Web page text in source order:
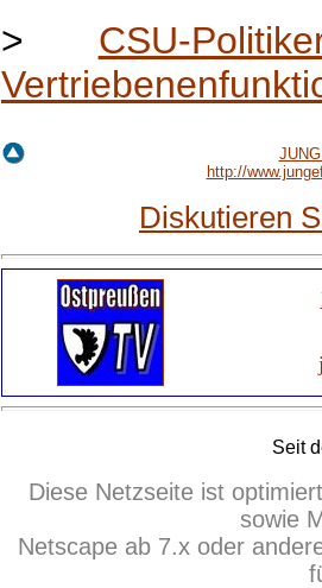
> CSU-
http://
Diskutieren
Seit
Diese Netzseite ist
sowie
Netscape ab 7.x oder